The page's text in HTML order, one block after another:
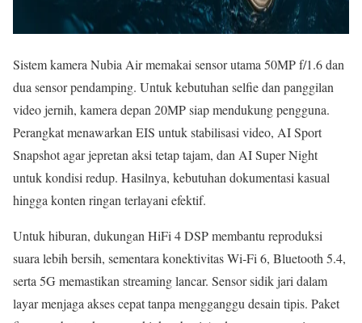
Sistem kamera Nubia Air memakai sensor utama 50MP f/1.6 dan
dua sensor pendamping. Untuk kebutuhan selfie dan panggilan
video jernih, kamera depan 20MP siap mendukung pengguna.
Perangkat menawarkan EIS untuk stabilisasi video, AI Sport
Snapshot agar jepretan aksi tetap tajam, dan AI Super Night
untuk kondisi redup. Hasilnya, kebutuhan dokumentasi kasual
hingga konten ringan terlayani efektif.
Untuk hiburan, dukungan HiFi 4 DSP membantu reproduksi
suara lebih bersih, sementara konektivitas Wi‑Fi 6, Bluetooth 5.4,
serta 5G memastikan streaming lancar. Sensor sidik jari dalam
layar menjaga akses cepat tanpa mengganggu desain tipis. Paket